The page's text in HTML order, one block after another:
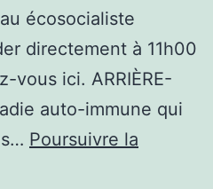
écosocialiste
directement à 11h00
vous ici. ARRIÈRE-
auto-immune qui
Poursuivre la